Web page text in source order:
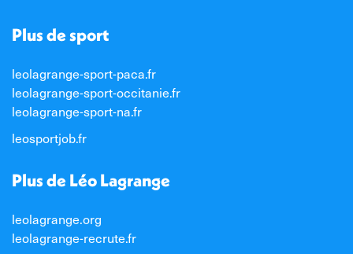
Plus de sport
leolagrange-sport-paca.fr
leolagrange-sport-occitanie.fr
leolagrange-sport-na.fr
leosportjob.fr
Plus de Léo Lagrange
leolagrange.org
leolagrange-recrute.fr